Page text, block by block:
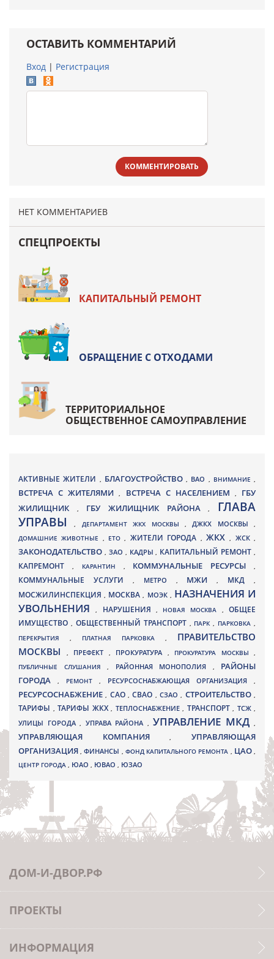
ОСТАВИТЬ КОММЕНТАРИЙ
Вход | Регистрация
КОММЕНТИРОВАТЬ
НЕТ КОММЕНТАРИЕВ
СПЕЦПРОЕКТЫ
КАПИТАЛЬНЫЙ РЕМОНТ
ОБРАЩЕНИЕ С ОТХОДАМИ
ТЕРРИТОРИАЛЬНОЕ
ОБЩЕСТВЕННОЕ САМОУПРАВЛЕНИЕ
АКТИВНЫЕ ЖИТЕЛИ , БЛАГОУСТРОЙСТВО , ВАО , ВНИМАНИЕ ,
ВСТРЕЧА С ЖИТЕЛЯМИ, ВСТРЕЧА С НАСЕЛЕНИЕМ , ГБУ
ЖИЛИЩНИК
, ГБУ ЖИЛИЩНИК РАЙОНА, ГЛАВА
УПРАВЫ, ДЕПАРТАМЕНТ ЖКХ МОСКВЫ ,ДЖКХ МОСКВЫ ,
ДОМАШНИЕ ЖИВОТНЫЕ , ЕТО, ЖИТЕЛИ ГОРОДА , ЖКХ, ЖСК,
ЗАКОНОДАТЕЛЬСТВО , ЗАО , КАДРЫ, КАПИТАЛЬНЫЙ РЕМОНТ ,
КАПРЕМОНТ , КАРАНТИН , КОММУНАЛЬНЫЕ РЕСУРСЫ,
КОММУНАЛЬНЫЕ УСЛУГИ , МЕТРО , МЖИ, МКД ,
МОСЖИЛИНСПЕКЦИЯ, МОСКВА , МОЭК , НАЗНАЧЕНИЯ И
УВОЛЬНЕНИЯ, НАРУШЕНИЯ , НОВАЯ МОСКВА ,ОБЩЕЕ
ИМУЩЕСТВО , ОБЩЕСТВЕННЫЙ ТРАНСПОРТ , ПАРК, ПАРКОВКА ,
ПЕРЕКРЫТИЯ , ПЛАТНАЯ ПАРКОВКА , ПРАВИТЕЛЬСТВО
МОСКВЫ
, ПРЕФЕКТ , ПРОКУРАТУРА , ПРОКУРАТУРА МОСКВЫ ,
ПУБЛИЧНЫЕ СЛУШАНИЯ , РАЙОННАЯ МОНОПОЛИЯ , РАЙОНЫ
ГОРОДА
, РЕМОНТ , РЕСУРСОСНАБЖАЮЩАЯ ОРГАНИЗАЦИЯ ,
РЕСУРСОСНАБЖЕНИЕ, САО,СВАО ,СЗАО, СТРОИТЕЛЬСТВО,
ТАРИФЫ , ТАРИФЫ ЖКХ , ТЕПЛОСНАБЖЕНИЕ , ТРАНСПОРТ , ТСЖ ,
УЛИЦЫ ГОРОДА , УПРАВА РАЙОНА , УПРАВЛЕНИЕ МКД ,
УПРАВЛЯЮЩАЯ КОМПАНИЯ,УПРАВЛЯЮЩАЯ
ОРГАНИЗАЦИЯ,ФИНАНСЫ , ФОНД КАПИТАЛЬНОГО РЕМОНТА , ЦАО,
ЦЕНТР ГОРОДА , ЮАО , ЮВАО , ЮЗАО
ДОМ-И-ДВОР.РФ
ПРОЕКТЫ
ИНФОРМАЦИЯ